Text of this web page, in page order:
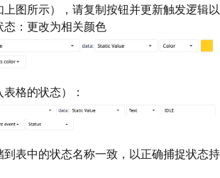
图所示），请复制按钮并更新触发逻辑以
：更改为相关颜色
格的状态）：
表中的状态名称一致，以正确捕捉状态持